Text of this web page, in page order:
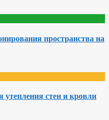
пространства на
утепления стен и кровли